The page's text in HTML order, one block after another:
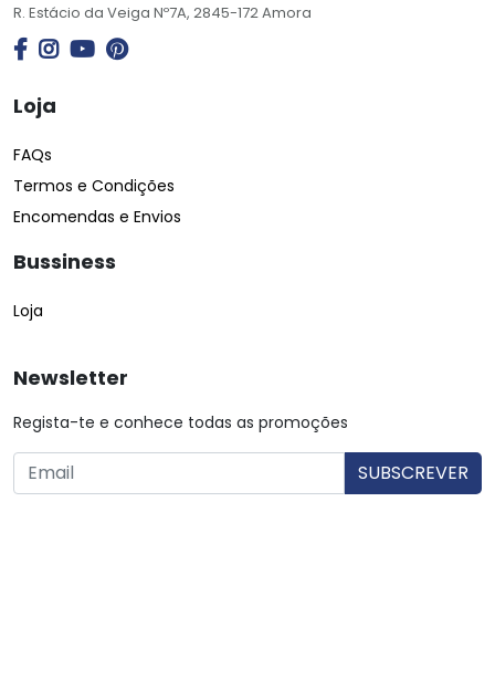
R. Estácio da Veiga Nº7A, 2845-172 Amora
Loja
FAQs
Termos e Condições
Encomendas e Envios
Bussiness
Loja
Newsletter
Regista-te e conhece todas as promoções